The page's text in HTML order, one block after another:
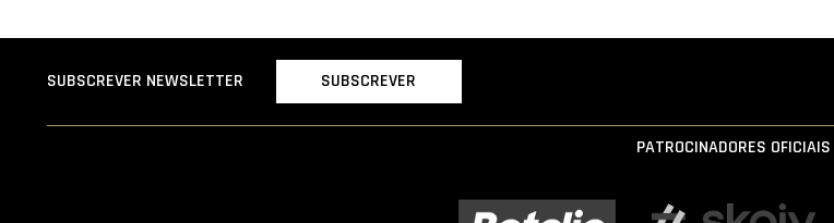
SUBSCREVER NEWSLETTER SUBSCREVER
PATROCINADORES OFICIAIS